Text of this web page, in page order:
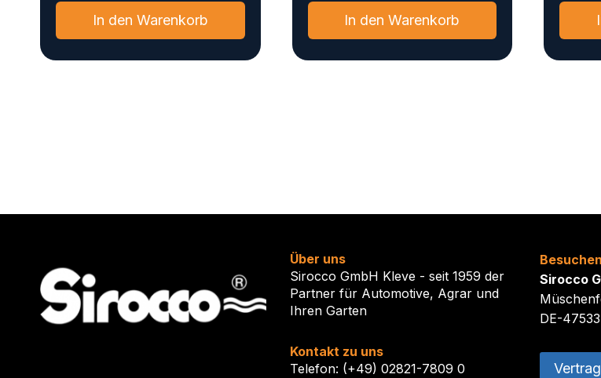
In den Warenkorb In den Warenkorb
Über uns
Sirocco GmbH Kleve - seit 1959 der
Partner für Automotive, Agrar und
Ihren Garten
Kontakt zu uns
Telefon: (+49) 02821-7809 0
Sirocco
DE-